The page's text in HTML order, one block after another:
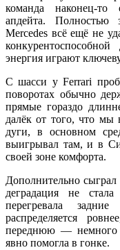
команда наконец-то
апдейта. Полностью
Mercedes всё ещё не
энергия играют
С шасси у Ferrari
поворотах обычно
прямые гораздо
далёк от того, что мы
дуги, в основном
выигрывал там, и в
своей зоне комфорта.
Дополнительно
деградация не
перегревала
распределяется
переднюю — немного
явно помогла в гонке.